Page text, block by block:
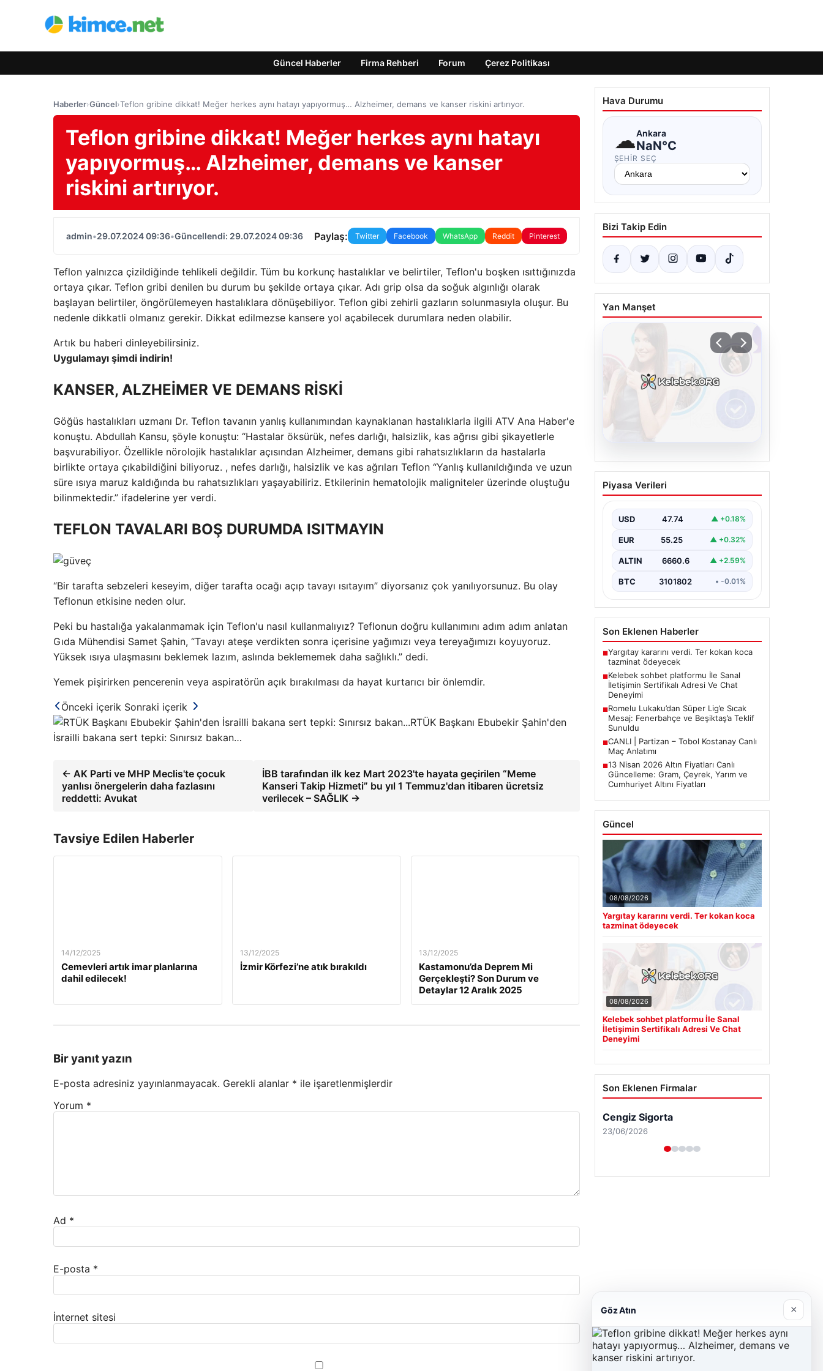
Güncel Haberler Firma Rehberi Forum Çerez Politikası
Haberler›Güncel›Teflon gribine dikkat! Meğer herkes aynı hatayı yapıyormuş… Alzheimer, demans ve kanser riskini artırıyor.
Teflon gribine dikkat! Meğer herkes aynı hatayı
yapıyormuş… Alzheimer, demans ve kanser
riskini artırıyor.
admin•29.07.2024 09:36•Güncellendi: 29.07.2024 09:36 Paylaş: Twitter Facebook WhatsApp Reddit Pinterest
Teflon yalnızca çizildiğinde tehlikeli değildir. Tüm bu korkunç hastalıklar ve belirtiler, Teflon'u boşken ısıttığınızda
ortaya çıkar. Teflon gribi denilen bu durum bu şekilde ortaya çıkar. Adı grip olsa da soğuk algınlığı olarak
başlayan belirtiler, öngörülemeyen hastalıklara dönüşebiliyor. Teflon gibi zehirli gazların solunmasıyla oluşur. Bu
nedenle dikkatli olmanız gerekir. Dikkat edilmezse kansere yol açabilecek durumlara neden olabilir.
Artık bu haberi dinleyebilirsiniz.
Uygulamayı şimdi indirin!
KANSER, ALZHEİMER VE DEMANS RİSKİ
Göğüs hastalıkları uzmanı Dr. Teflon tavanın yanlış kullanımından kaynaklanan hastalıklarla ilgili ATV Ana Haber'e
konuştu. Abdullah Kansu, şöyle konuştu: “Hastalar öksürük, nefes darlığı, halsizlik, kas ağrısı gibi şikayetlerle
başvurabiliyor. Özellikle nörolojik hastalıklar açısından Alzheimer, demans gibi rahatsızlıkların da hastalarla
birlikte ortaya çıkabildiğini biliyoruz. , nefes darlığı, halsizlik ve kas ağrıları Teflon “Yanlış kullanıldığında ve uzun
süre ısıya maruz kaldığında bu rahatsızlıkları yaşayabiliriz. Etkilerinin hematolojik maligniteler üzerinde oluştuğu
bilinmektedir.” ifadelerine yer verdi.
TEFLON TAVALARI BOŞ DURUMDA ISITMAYIN
“Bir tarafta sebzeleri keseyim, diğer tarafta ocağı açıp tavayı ısıtayım” diyorsanız çok yanılıyorsunuz. Bu olay
Teflonun etkisine neden olur.
Peki bu hastalığa yakalanmamak için Teflon'u nasıl kullanmalıyız? Teflonun doğru kullanımını adım adım anlatan
Gıda Mühendisi Samet Şahin, “Tavayı ateşe verdikten sonra içerisine yağımızı veya tereyağımızı koyuyoruz.
Yüksek ısıya ulaşmasını beklemek lazım, aslında beklememek daha sağlıklı.” dedi.
Yemek pişirirken pencerenin veya aspiratörün açık bırakılması da hayat kurtarıcı bir önlemdir.
Önceki içerik Sonraki içerik
RTÜK Başkanı Ebubekir Şahin'den
İsrailli bakana sert tepki: Sınırsız bakan…
← AK Parti ve MHP Meclis'te çocuk
yanlısı önergelerin daha fazlasını
reddetti: Avukat
İBB tarafından ilk kez Mart 2023'te hayata geçirilen “Meme
Kanseri Takip Hizmeti” bu yıl 1 Temmuz'dan itibaren ücretsiz
verilecek – SAĞLIK →
Tavsiye Edilen Haberler
14/12/2025
Cemevleri artık imar planlarına
dahil edilecek!
13/12/2025
İzmir Körfezi’ne atık bırakıldı
13/12/2025
Kastamonu’da Deprem Mi
Gerçekleşti? Son Durum ve
Detaylar 12 Aralık 2025
Bir yanıt yazın
E-posta adresiniz yayınlanmayacak. Gerekli alanlar * ile işaretlenmişlerdir
Yorum *
Ad *
E-posta *
İnternet sitesi
Hava Durumu
☁Ankara
NaN°C
ŞEHIR SEÇ
Bizi Takip Edin
Yan Manşet
Kelebek sohbet
platformu İle Sanal
Adresi Ve Chat
Deneyimi
bir biçimde iletişim kurması ciddi
Halen…
Piyasa Verileri
USD 47.74 ▲ +0.18%
EUR 55.25 ▲ +0.32%
ALTIN 6660.6 ▲ +2.59%
BTC 3101802 • -0.01%
Son Eklenen Haberler
■Yargıtay kararını verdi. Ter kokan koca
tazminat ödeyecek
■Kelebek sohbet platformu İle Sanal
İletişimin Sertifikalı Adresi Ve Chat
Deneyimi
■Romelu Lukaku’dan Süper Lig’e Sıcak
Mesaj: Fenerbahçe ve Beşiktaş’a Teklif
Sunuldu
■CANLI | Partizan – Tobol Kostanay Canlı
Maç Anlatımı
■13 Nisan 2026 Altın Fiyatları Canlı
Güncelleme: Gram, Çeyrek, Yarım ve
Cumhuriyet Altını Fiyatları
Güncel
08/08/2026
Yargıtay kararını verdi. Ter kokan koca
tazminat ödeyecek
08/08/2026
Kelebek sohbet platformu İle Sanal
İletişimin Sertifikalı Adresi Ve Chat
Deneyimi
Son Eklenen Firmalar
Cengiz Sigorta
23/06/2026
Göz Atın ×